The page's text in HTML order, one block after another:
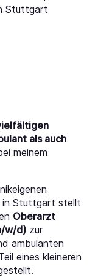
Stuttgart
als auch
meinem
in Stuttgart stellt
Oberarzt
w/d) zur
ambulanten
eines kleineren